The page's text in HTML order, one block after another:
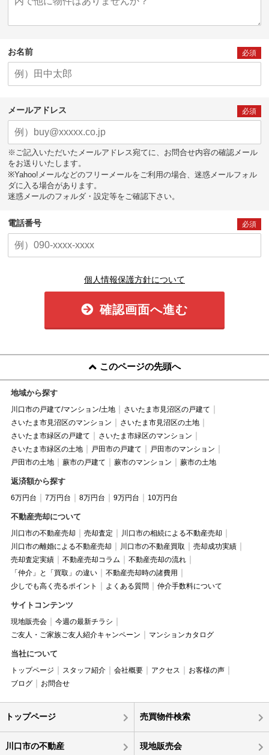
お名前 必須
メールアドレス 必須
※ご記入いただいたメールアドレス宛てに、お問合せ内容の確認メール
をお送りいたします。
※Yahoo!メールなどのフリーメールをご利用の場合、迷惑メールフォル
ダに入る場合があります。
迷惑メールのフォルダ・設定等をご確認下さい。
電話番号 必須
個人情報保護方針について
確認画面へ進む
このページの先頭へ
地域から探す
川口市の戸建て/マンション/土地
さいたま市見沼区の戸建て
さいたま市見沼区のマンション
さいたま市見沼区の土地
さいたま市緑区の戸建て
さいたま市緑区のマンション
さいたま市緑区の土地
戸田市の戸建て
戸田市のマンション
戸田市の土地
蕨市の戸建て 蕨市のマンション 蕨市の土地
返済額から探す
6万円台 7万円台 8万円台 9万円台 10万円台
不動産売却について
川口市の不動産売却 売却査定
川口市の相続による不動産売却
川口市の離婚による不動産売却
川口市の不動産買取
売却成功実績
売却査定実績
不動産売却コラム
不動産売却の流れ
「仲介」と「買取」の違い
不動産売却時の諸費用
少しでも高く売るポイント
よくある質問 仲介手数料について
サイトコンテンツ
現地販売会
今週の最新チラシ
ご友人・ご家族ご友人紹介キャンペーン
マンションカタログ
当社について
トップページ スタッフ紹介 会社概要 アクセス
お客様の声
ブログ
お問合せ
トップページ 売買物件検索
川口市の不動産 現地販売会